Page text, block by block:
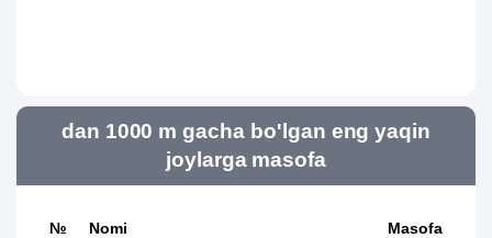
dan 1000 m gacha bo'lgan eng yaqin
joylarga masofa
№ Nomi Masofa